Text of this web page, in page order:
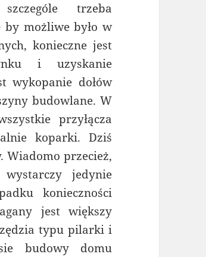
trzeba
możliwe było w
konieczne jest
i uzyskanie
wykopanie dołów
budowlane. W
przyłącza
koparki. Dziś
przecież,
jedynie
konieczności
jest większy
typu pilarki i
budowy domu